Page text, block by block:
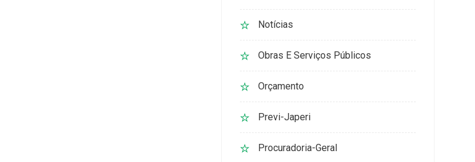
Notícias
Obras E Serviços Públicos
Orçamento
Previ-Japeri
Procuradoria-Geral